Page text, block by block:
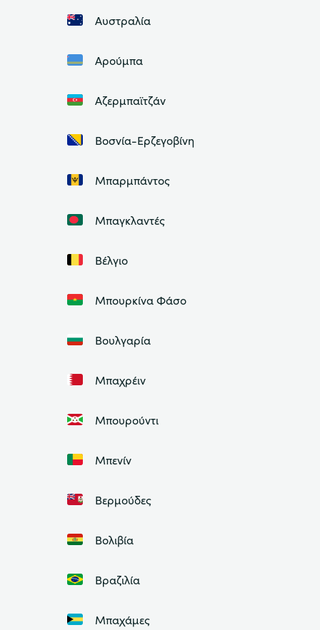
Αυστραλία
Αρούμπα
Αζερμπαϊτζάν
Βοσνία-Ερζεγοβίνη
Μπαρμπάντος
Μπαγκλαντές
Βέλγιο
Μπουρκίνα Φάσο
Βουλγαρία
Μπαχρέιν
Μπουρούντι
Μπενίν
Βερμούδες
Βολιβία
Βραζιλία
Μπαχάμες